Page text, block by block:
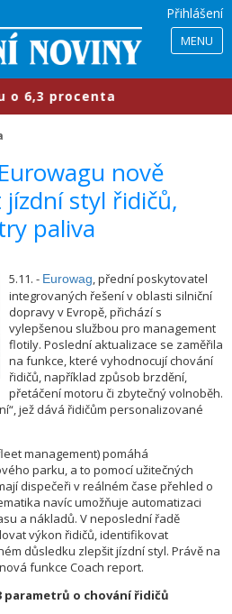
Přihlášení
MENU
procenta
nově
styl řidičů,
paliva
5.11. - Eurowag, přední poskytovatel
integrovaných řešení v oblasti silniční
dopravy v Evropě, přichází s
vylepšenou službou pro management
flotily. Poslední aktualizace se zaměřila
na funkce, které vyhodnocují chování
řidičů, například způsob brzdění,
přetáčení motoru či zbytečný volnoběh.
jež dává řidičům personalizované
management) pomáhá
parku, a to pomocí užitečných
dispečeři v reálném čase přehled o
navíc umožňuje automatizaci
a nákladů. V neposlední řadě
výkon řidičů, identifikovat
důsledku zlepšit jízdní styl. Právě na
funkce Coach report.
parametrů o chování řidičů